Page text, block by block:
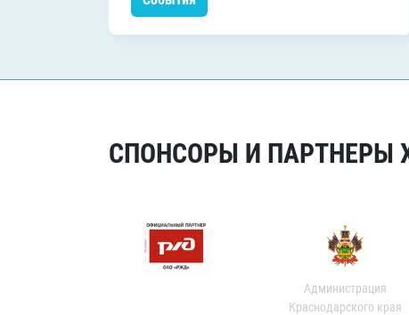
СПОНСОРЫ И ПАРТНЕРЫ
Администрация
Краснодарского края